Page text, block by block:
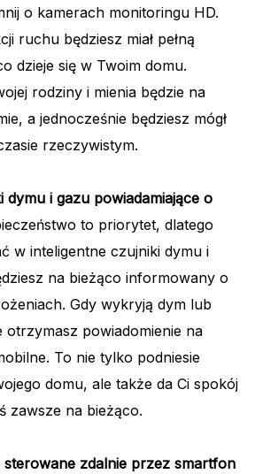
o kamerach monitoringu HD.
ruchu będziesz miał pełną
dzieje się w Twoim domu.
rodziny i mienia będzie na
a jednocześnie będziesz mógł
rzeczywistym.
dymu i gazu powiadamiające o
to priorytet, dlatego
w inteligentne czujniki dymu i
na bieżąco informowany o
Gdy wykryją dym lub
otrzymasz powiadomienie na
To nie tylko podniesie
domu, ale także da Ci spokój
zawsze na bieżąco.
sterowane zdalnie przez smartfon